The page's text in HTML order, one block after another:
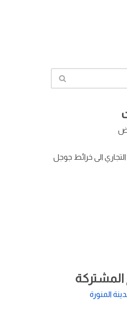
الى خرائط جوجل
المشتركة
المنورة